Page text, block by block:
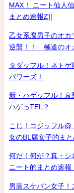
MAX！ ニート仙人
まとめ速報Z)]
乙女系腐男子のオ
逆襲！！ 極道のオ
タダッフル！ネト
パワーズ！
新・ハゲッフル！哀
ハゲっTEL？
こじ！コジッフル
女のBL腐女子的ま
何だ！何が？真・
ニート的まとめ速報
男装スケバン女子！